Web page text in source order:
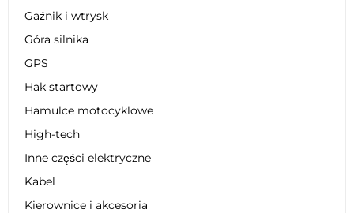
Gaźnik i wtrysk
Góra silnika
GPS
Hak startowy
Hamulce motocyklowe
High-tech
Inne części elektryczne
Kabel
Kierownice i akcesoria